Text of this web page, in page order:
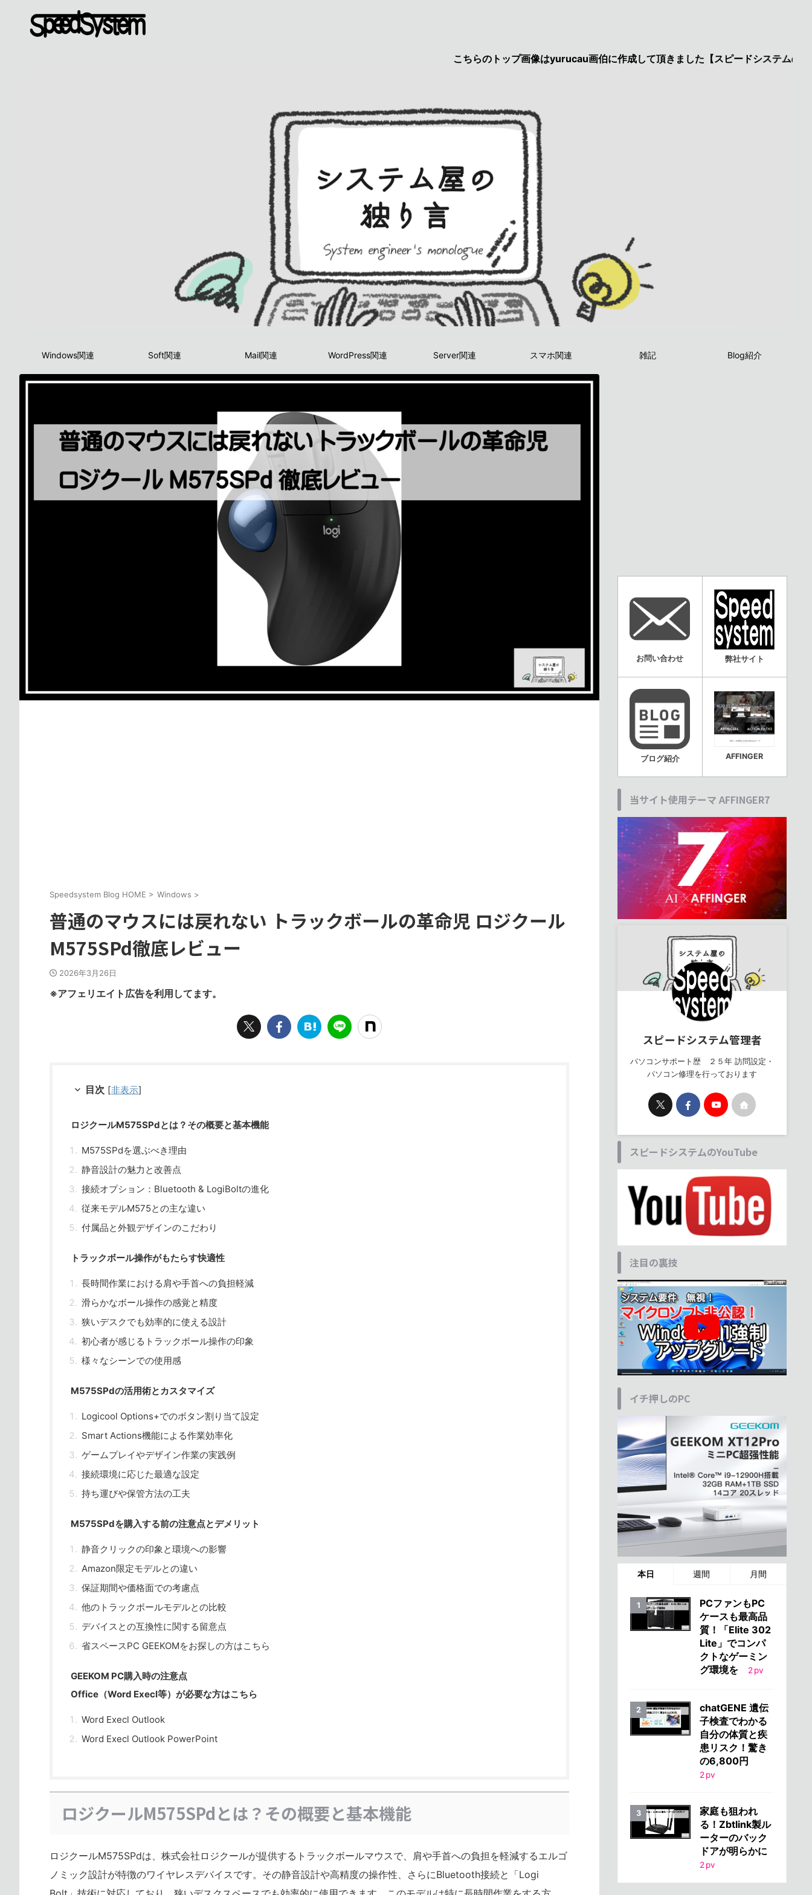
こちらのトップ画像はyurucau画伯に作成して頂きました【スピードシステムのページを見
Windows関連 Soft関連 Mail関連 WordPress関連 Server関連 スマホ関連 雑記 Blog紹介
Speedsystem Blog HOME > Windows >
普通のマウスには戻れない トラックボールの革命児 ロジクール
M575SPd徹底レビュー
2026年3月26日
※アフェリエイト広告を利用してます。
目次 [非表示]
ロジクールM575SPdとは？その概要と基本機能
M575SPdを選ぶべき理由
静音設計の魅力と改善点
接続オプション：Bluetooth & LogiBoltの進化
従来モデルM575との主な違い
付属品と外観デザインのこだわり
トラックボール操作がもたらす快適性
長時間作業における肩や手首への負担軽減
滑らかなボール操作の感覚と精度
狭いデスクでも効率的に使える設計
初心者が感じるトラックボール操作の印象
様々なシーンでの使用感
M575SPdの活用術とカスタマイズ
Logicool Options+でのボタン割り当て設定
Smart Actions機能による作業効率化
ゲームプレイやデザイン作業の実践例
接続環境に応じた最適な設定
持ち運びや保管方法の工夫
M575SPdを購入する前の注意点とデメリット
静音クリックの印象と環境への影響
Amazon限定モデルとの違い
保証期間や価格面での考慮点
他のトラックボールモデルとの比較
デバイスとの互換性に関する留意点
省スペースPC GEEKOMをお探しの方はこちら
GEEKOM PC購入時の注意点
Office（Word Execl等）が必要な方はこちら
Word Execl Outlook
Word Execl Outlook PowerPoint
ロジクールM575SPdとは？その概要と基本機能
ロジクールM575SPdは、株式会社ロジクールが提供するトラックボールマウスで、肩や手首への負担を軽減するエルゴ
ノミック設計が特徴のワイヤレスデバイスです。その静音設計や高精度の操作性、さらにBluetooth接続と「Logi
お問い合わせ 弊社サイト
ブログ紹介 AFFINGER
当サイト使用テーマ AFFINGER7
スピードシステム管理者
パソコンサポート歴 ２５年 訪問設定・
パソコン修理を行っております
スピードシステムのYouTube
注目の裏技
イチ押しのPC
本日 週間 月間
PCファンもPC
ケースも最高品
質！「Elite 302
Lite」でコンパ
クトなゲーミン
グ環境を
2 pv
chatGENE 遺伝
子検査でわかる
自分の体質と疾
患リスク！驚き
の6,800円
2 pv
家庭も狙われ
る！Zbtlink製ル
ーターのバック
ドアが明らかに
2 pv